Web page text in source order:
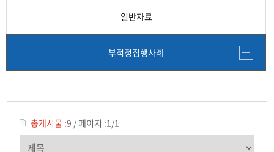
일반자료
부적정집행사례
총게시물 :9 /페이지 :1/1